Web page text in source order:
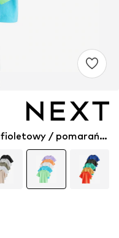
/ pomarańczowy / biały